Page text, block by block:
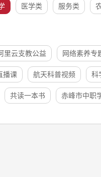
医学类 服务类
里云支教公益 网络素养专
播课 航天科普视频 科
共读一本书 赤峰市中职